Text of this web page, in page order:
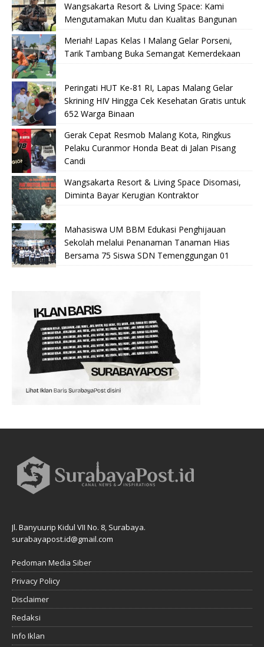
Wangsakarta Resort & Living Space: Kami
Mengutamakan Mutu dan Kualitas Bangunan
Meriah! Lapas Kelas I Malang Gelar Porseni,
Tarik Tambang Buka Semangat Kemerdekaan
Peringati HUT Ke-81 RI, Lapas Malang Gelar
Skrining HIV Hingga Cek Kesehatan Gratis untuk
652 Warga Binaan
Gerak Cepat Resmob Malang Kota, Ringkus
Pelaku Curanmor Honda Beat di Jalan Pisang
Candi
Wangsakarta Resort & Living Space Disomasi,
Diminta Bayar Kerugian Kontraktor
Mahasiswa UM BBM Edukasi Penghijauan
Sekolah melalui Penanaman Tanaman Hias
Bersama 75 Siswa SDN Temenggungan 01
Jl. Banyuurip Kidul VII No. 8, Surabaya.
surabayapost.id@gmail.com
Pedoman Media Siber
Privacy Policy
Disclaimer
Redaksi
Info Iklan